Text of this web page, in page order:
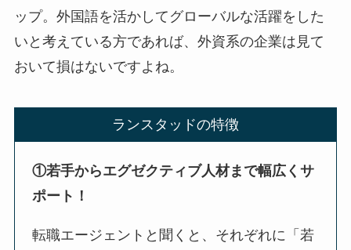
ップ。外国語を活かしてグローバルな活躍をした
いと考えている方であれば、外資系の企業は見て
おいて損はないですよね。
ランスタッドの特徴
①若手からエグゼクティブ人材まで幅広くサ
ポート！
転職エージェントと聞くと、それぞれに「若